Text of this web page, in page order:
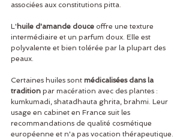
associées aux constitutions pitta.
L' huile d'amande douce offre une texture
intermédiaire et un parfum doux. Elle est
polyvalente et bien tolérée par la plupart des
peaux.
Certaines huiles sont médicalisées dans la
tradition par macération avec des plantes :
kumkumadi, shatadhauta ghrita, brahmi. Leur
usage en cabinet en France suit les
recommandations de qualité cosmétique
européenne et n'a pas vocation thérapeutique.